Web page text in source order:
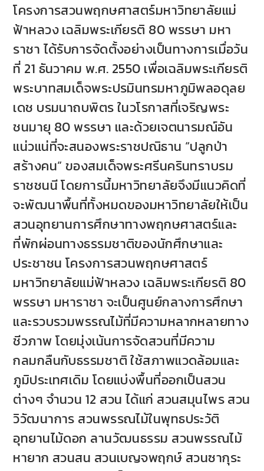
โครงการสวนพฤกษศาสตร์มหาวิทยาลัยแม่
ฟ้าหลวง เฉลิมพระเกียรติ 80 พรรษา มหา
ราชา ได้รับการจัดตั้งอย่างเป็นทางการเมื่อวัน
ที่ 21 ธันวาคม พ.ศ. 2550 เพื่อเฉลิมพระเกียรติ
พระบาทสมเด็จพระปรมินทรมหาภูมิพลอดุลย
เดช บรมนาถบพิตร ในวโรกาสที่เจริญพระ
ชนมายุ 80 พรรษา และด้วยเจตนารมณ์อัน
แน่วแน่ที่จะสนองพระราชปณิธาน “ปลูกป่า
สร้างคน” ของสมเด็จพระศรีนครินทราบรม
ราชชนนี โดยการนี้มหาวิทยาลัยจึงมีแนวคิดที่
จะพัฒนาพื้นที่ทั้งหมดของมหาวิทยาลัยให้เป็น
สวนอุทยานการศึกษาทางพฤกษศาสตร์และ
ที่พักผ่อนทางธรรมชาติของนักศึกษาและ
ประชาชน โครงการสวนพฤกษศาสตร์
มหาวิทยาลัยแม่ฟ้าหลวง เฉลิมพระเกียรติ 80
พรรษา มหาราชา จะเป็นศูนย์กลางการศึกษา
และรวบรวมพรรณไม้ที่มีความหลากหลายทาง
ชีวภาพ โดยมุ่งเน้นการจัดสวนที่มีความ
กลมกลืนกับธรรมชาติ ใช้สภาพแวดล้อมและ
ภูมิประเทศเดิม โดยแบ่งพื้นที่ออกเป็นสวน
ต่างๆ จำนวน 12 สวน ได้แก่ สวนสมุนไพร สวน
วิวัฒนาการ สวนพรรณไม้ในพุทธประวัติ
อุทยานไม้ดอก ลานวัฒนธรรม สวนพรรณไม้
หายาก สวนสน สวนเบญจพฤกษ์ สวนซากุระ